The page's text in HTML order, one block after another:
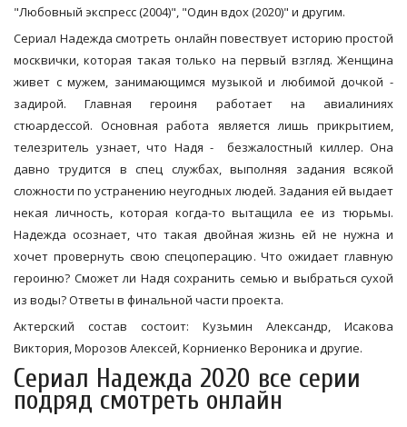
"Любовный экспресс (2004)", "Один вдох (2020)" и другим.
Сериал Надежда смотреть онлайн повествует историю простой
москвички, которая такая только на первый взгляд. Женщина
живет с мужем, занимающимся музыкой и любимой дочкой -
задирой. Главная героиня работает на авиалиниях
стюардессой. Основная работа является лишь прикрытием,
телезритель узнает, что Надя - безжалостный киллер. Она
давно трудится в спец службах, выполняя задания всякой
сложности по устранению неугодных людей. Задания ей выдает
некая личность, которая когда-то вытащила ее из тюрьмы.
Надежда осознает, что такая двойная жизнь ей не нужна и
хочет провернуть свою спецоперацию. Что ожидает главную
героиню? Сможет ли Надя сохранить семью и выбраться сухой
из воды? Ответы в финальной части проекта.
Актерский состав состоит: Кузьмин Александр, Исакова
Виктория, Морозов Алексей, Корниенко Вероника и другие.
Сериал Надежда 2020 все серии
подряд смотреть онлайн